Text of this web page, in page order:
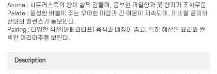
Aroma : 시트러스류의 향이 살짝 감돌며, 풍부한 과일향과 꽃 향기가 조화로움
Palate : 풍성한 버블이 주는 우아한 미감과 긴 여운이 지속되며, 미네랄 풍미와
산미의 밸런스가 돋보인다.
Pairing : 다양한 식전(아페리티프) 음식과 매칭이 좋고, 특히 해산물 요리와 완
벽한 마리아주를 보인다.
Description